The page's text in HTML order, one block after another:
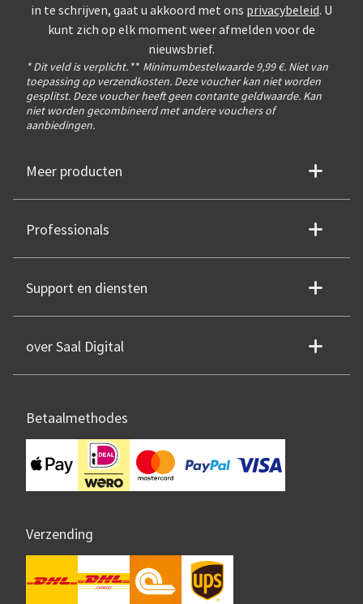
in te schrijven, gaat u akkoord met ons privacybeleid. U
kunt zich op elk moment weer afmelden voor de
nieuwsbrief.
* Dit veld is verplicht. ** Minimumbestelwaarde 9,99 €. Niet van
toepassing op verzendkosten. Deze voucher kan niet worden
gesplitst. Deze voucher heeft geen contante geldwaarde. Kan
niet worden gecombineerd met andere vouchers of
aanbiedingen.
Meer producten
Professionals
Support en diensten
over Saal Digital
Betaalmethodes
Verzending